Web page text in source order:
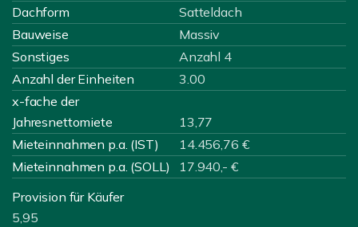
Dachform
Satteldach
Bauweise
Massiv
Sonstiges
Anzahl 4
Anzahl der Einheiten
3.00
x-fache der
Jahresnettomiete
13,77
Mieteinnahmen p.a. (IST)
14.456,76 €
Mieteinnahmen p.a. (SOLL)
17.940,- €
Provision für Käufer
5,95